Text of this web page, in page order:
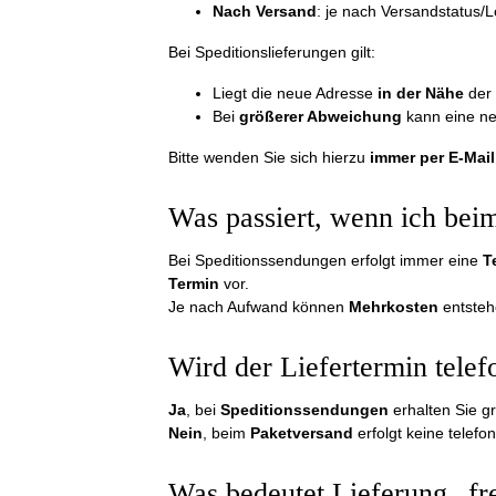
Nach Versand: je nach Versandstatus/
Bei Speditionslieferungen gilt:
Liegt die neue Adresse in der Nähe der
Bei größerer Abweichung kann eine
Bitte wenden Sie sich hierzu immer per E-Mail
Was passiert, wenn ich
Bei Speditionssendungen erfolgt immer eine
Termin vor.
Je nach Aufwand können Mehrkosten
Wird der Liefertermin
Ja , bei Speditionssendungen erhalten Sie
Nein , beim Paketversand erfolgt keine